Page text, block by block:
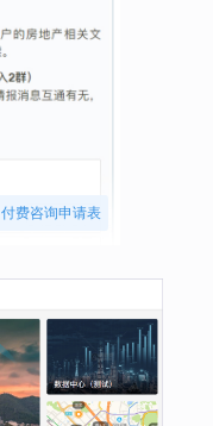
付费咨询申请表